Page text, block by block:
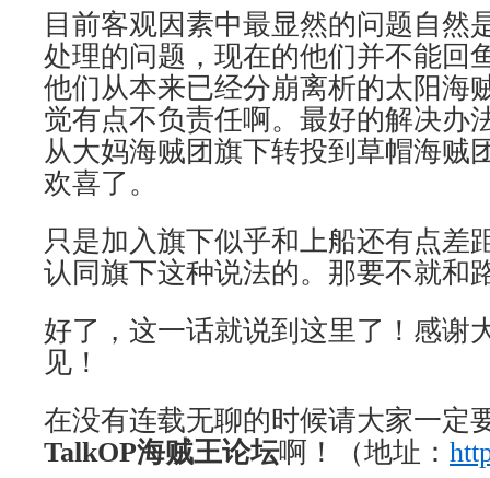
目前客观因素中最显然的问题自然
处理的问题，现在的他们并不能回
他们从本来已经分崩离析的太阳海
觉有点不负责任啊。最好的解决办
从大妈海贼团旗下转投到草帽海贼
欢喜了。
只是加入旗下似乎和上船还有点差
认同旗下这种说法的。那要不就和
好了，这一话就说到这里了！感谢
见！
在没有连载无聊的时候请大家一定
TalkOP海贼王论坛啊！（地址：